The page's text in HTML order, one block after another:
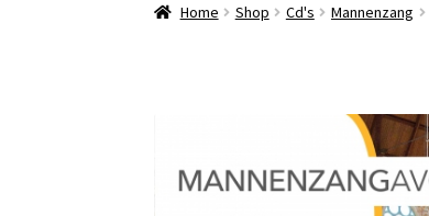
Home Shop Cd's Mannenzang